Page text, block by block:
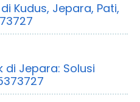
Kudus, Jepara, Pati,
di Jepara: Solusi